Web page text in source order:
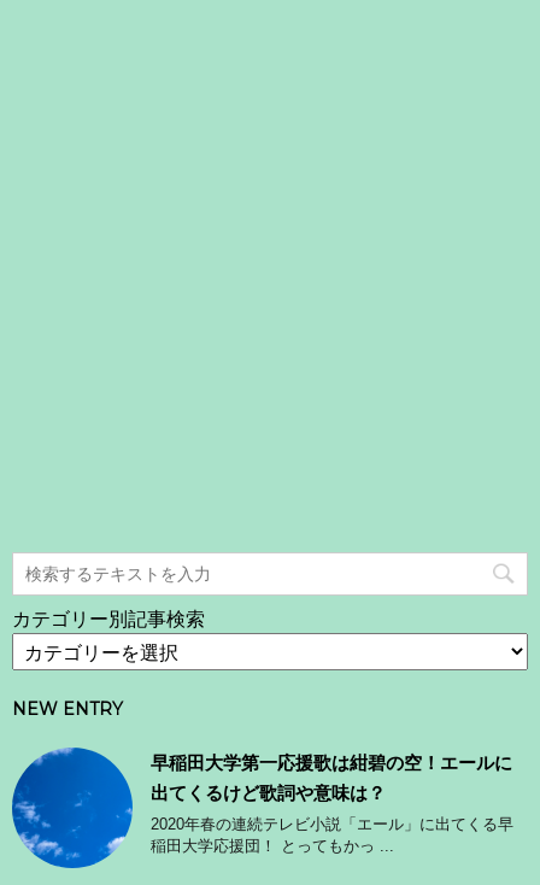
カテゴリー別記事検索
NEW ENTRY
早稲田大学第一応援歌は紺碧の空！エールに
出てくるけど歌詞や意味は？
2020年春の連続テレビ小説「エール」に出てくる早
稲田大学応援団！ とってもかっ ...